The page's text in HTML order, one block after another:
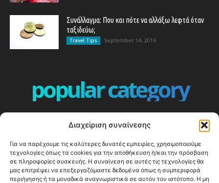
Διαχείριση συναίνεσης
Για να παρέχουμε τις καλύτερες δυνατές εμπειρίες, χρησιμοποιούμε
τεχνολογίες όπως τα cookies για την αποθήκευση ή/και την πρόσβαση
σε πληροφορίες συσκευής. Η συναίνεση σε αυτές τις τεχνολογίες θα
μας επιτρέψει να επεξεργαζόμαστε δεδομένα όπως η συμπεριφορά
περιήγησης ή τα μοναδικά αναγνωριστικά σε αυτόν τον ιστότοπο. Η μη
Συνάλλαγμα: Που και πότε να αλλάξω λεφτά όταν
ταξιδεύω;
Travel Tips September 14, 2016
popular category
360
ΕΥΡΩΠΗ
332
ΚΟΣΜΟΣ - WORLD
328
Top10
303